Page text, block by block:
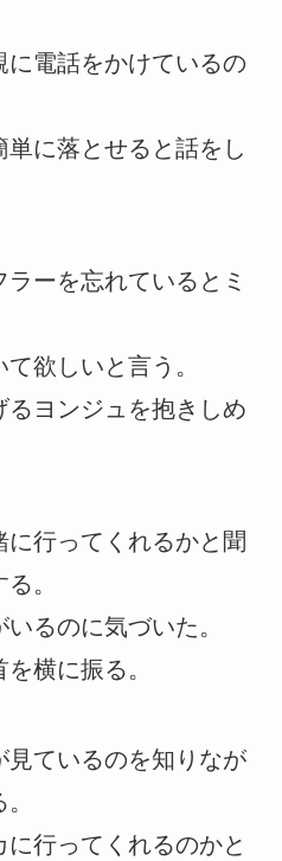
に電話をかけているの
に落とせると話をし
ーを忘れているとミ
欲しいと言う。
ヨンジュを抱きしめ
に行ってくれるかと聞
。
るのに気づいた。
横に振る。
見ているのを知りなが
に行ってくれるのかと